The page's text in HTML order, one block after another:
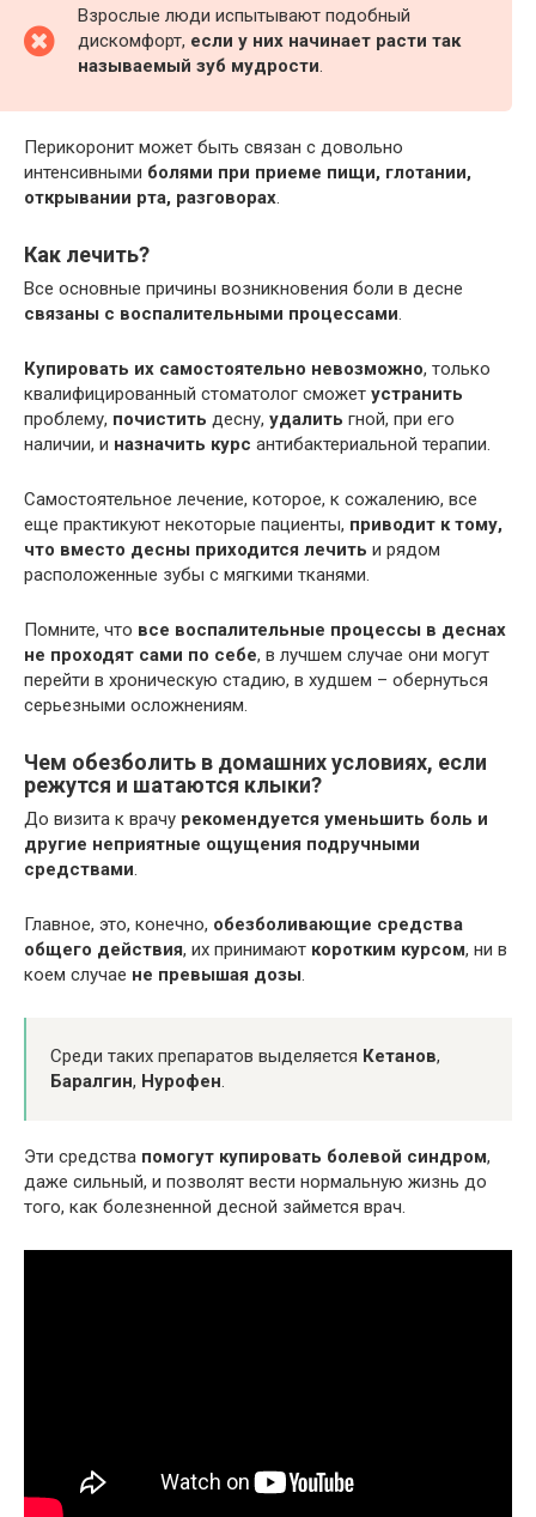
Взрослые люди испытывают подобный
дискомфорт, если у них начинает расти так
называемый зуб мудрости.
Перикоронит может быть связан с довольно
интенсивными болями при приеме пищи, глотании,
открывании рта, разговорах.
Как лечить?
Все основные причины возникновения боли в десне
связаны с воспалительными процессами.
Купировать их самостоятельно невозможно, только
квалифицированный стоматолог сможет устранить
проблему, почистить десну, удалить гной, при его
наличии, и назначить курс антибактериальной терапии.
Самостоятельное лечение, которое, к сожалению, все
еще практикуют некоторые пациенты, приводит к тому,
что вместо десны приходится лечить и рядом
расположенные зубы с мягкими тканями.
Помните, что все воспалительные процессы в деснах
не проходят сами по себе, в лучшем случае они могут
перейти в хроническую стадию, в худшем – обернуться
серьезными осложнениям.
Чем обезболить в домашних условиях, если
режутся и шатаются клыки?
До визита к врачу рекомендуется уменьшить боль и
другие неприятные ощущения подручными
средствами.
Главное, это, конечно, обезболивающие средства
общего действия, их принимают коротким курсом, ни в
коем случае не превышая дозы.
Среди таких препаратов выделяется Кетанов,
Баралгин, Нурофен.
Эти средства помогут купировать болевой синдром,
даже сильный, и позволят вести нормальную жизнь до
того, как болезненной десной займется врач.